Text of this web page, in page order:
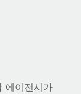
에이전시가